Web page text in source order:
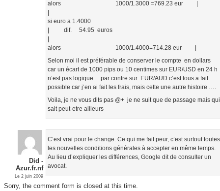
alors 1000/1.3000 =769.23 eur |
si euro a 1.4000
| dif. 54.95 euros
alors 1000/1.4000=714.28 eur |
Selon moi il est préférable de conserver le compte en dollars
car un écart de 1000 pips ou 10 centimes sur EUR/USD en 24 h
n’est pas logique par contre sur EUR/AUD c’est tous a fait
possible car j’en ai fait les frais, mais cette une autre histoire ….
Voila, je ne vous dits pas @+ je ne suit que de passage mais qui
sait peut-etre ailleurs
Did -
Azur.fr.nf
Le 2 juin 2009
C’est vrai pour le change. Ce qui me fait peur, c’est surtout toutes
les nouvelles conditions générales à accepter en même temps.
Au lieu d’expliquer les différences, Google dit de consulter un
avocat.
Sorry, the comment form is closed at this time.